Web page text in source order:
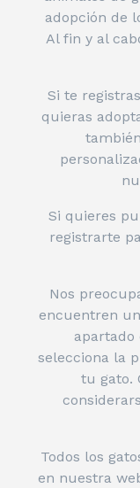
adopción de
Al fin y al
Si te
quieras
Si quieres
registrarte
Nos
encuentren
apartado
selecciona la
tu gato.
Todos los
en nuestra